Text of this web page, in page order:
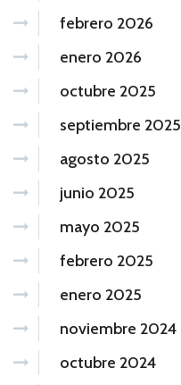
febrero 2026
enero 2026
octubre 2025
septiembre 2025
agosto 2025
junio 2025
mayo 2025
febrero 2025
enero 2025
noviembre 2024
octubre 2024